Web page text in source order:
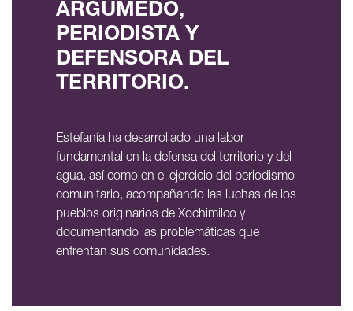
ARGUMEDO,
PERIODISTA Y
DEFENSORA DEL
TERRITORIO.
Estefanía ha desarrollado una labor
fundamental en la defensa del territorio y del
agua, así como en el ejercicio del periodismo
comunitario, acompañando las luchas de los
pueblos originarios de Xochimilco y
documentando las problemáticas que
enfrentan sus comunidades.